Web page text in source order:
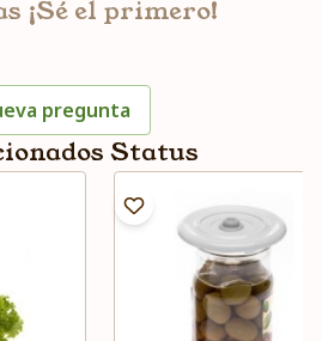
¡Sé el primero!
pregunta
Status